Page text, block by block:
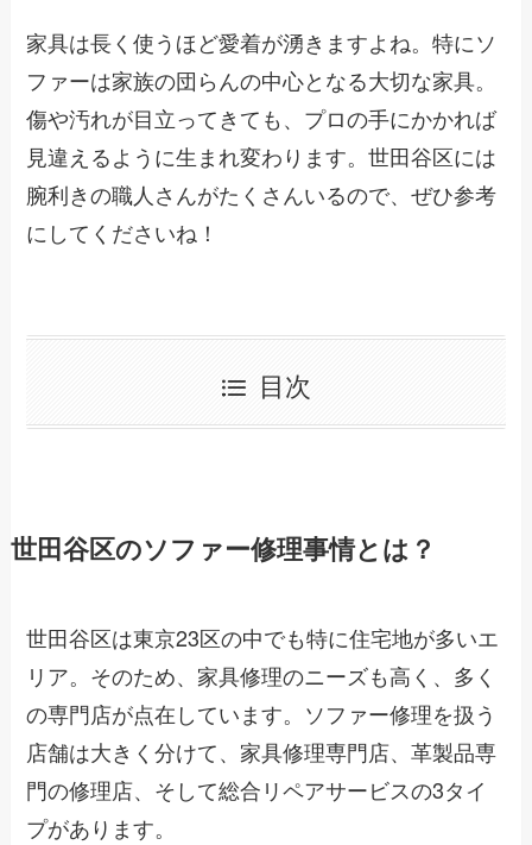
家具は長く使うほど愛着が湧きますよね。特にソ
ファーは家族の団らんの中心となる大切な家具。
傷や汚れが目立ってきても、プロの手にかかれば
見違えるように生まれ変わります。世田谷区には
腕利きの職人さんがたくさんいるので、ぜひ参考
にしてくださいね！
目次
世田谷区のソファー修理事情とは？
世田谷区は東京23区の中でも特に住宅地が多いエ
リア。そのため、家具修理のニーズも高く、多く
の専門店が点在しています。ソファー修理を扱う
店舗は大きく分けて、家具修理専門店、革製品専
門の修理店、そして総合リペアサービスの3タイ
プがあります。